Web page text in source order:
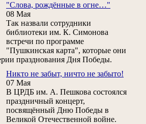
"Слова, рождённые в огне…"
08 Мая
Так назвали сотрудники
библиотеки им. К. Симонова
встречи по программе
"Пушкинская карта", которые они
празднования Дня Победы.
Никто не забыт, ничто не забыто!
07 Мая
В ЦРДБ им. А. Пешкова состоялся
праздничный концерт,
посвящённый Дню Победы в
Великой Отечественной войне.